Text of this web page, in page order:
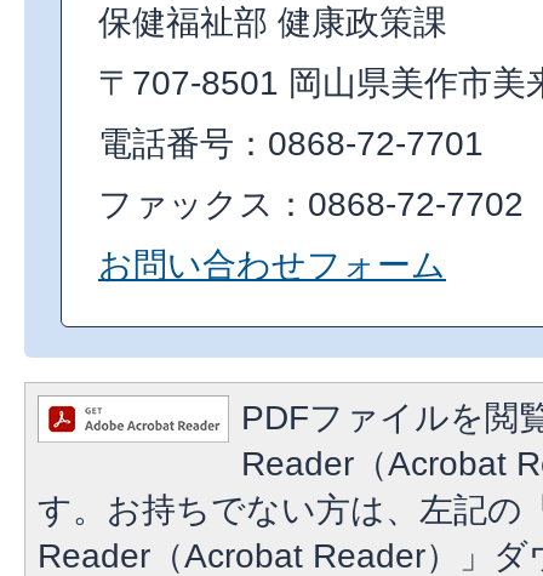
保健福祉部 健康政策課
〒707-8501 岡山県美作市美
電話番号：0868-72-7701
ファックス：0868-72-7702
お問い合わせフォーム
PDFファイルを閲
Reader（Acrobat
す。お持ちでない方は、左記の
Reader（Acrobat Reader）」